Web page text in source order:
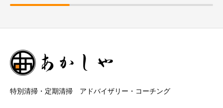
特別清掃・定期清掃 アドバイザリー・コーチング